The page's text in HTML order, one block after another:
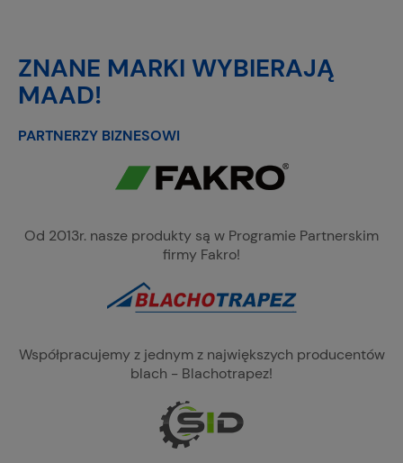
ZNANE MARKI WYBIERAJĄ
MAAD!
PARTNERZY BIZNESOWI
Od 2013r. nasze produkty są w Programie Partnerskim
firmy Fakro!
Współpracujemy z jednym z największych producentów
blach - Blachotrapez!